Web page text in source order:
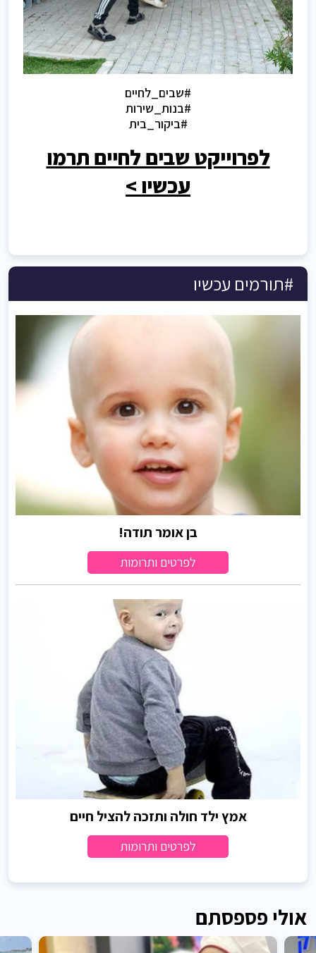
#שבים_לחיים
#בנות_שירות
#ביקור_בית
לפרוייקט שבים לחיים תרמו
עכשיו >
#תורמים עכשיו
בן אומר תודה!
לפרטים ותרומות
אמץ ילד חולה ותזכה להציל חיים
לפרטים ותרומות
אולי פספסתם